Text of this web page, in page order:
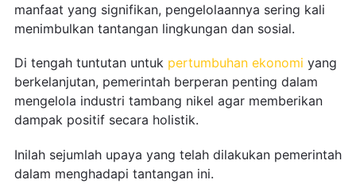
manfaat yang signifikan, pengelolaannya sering kali
menimbulkan tantangan lingkungan dan sosial.
Di tengah tuntutan untuk pertumbuhan ekonomi yang
berkelanjutan, pemerintah berperan penting dalam
mengelola industri tambang nikel agar memberikan
dampak positif secara holistik.
Inilah sejumlah upaya yang telah dilakukan pemerintah
dalam menghadapi tantangan ini.